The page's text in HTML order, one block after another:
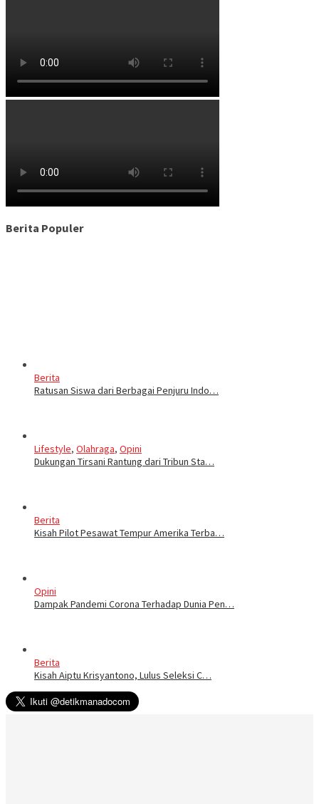
Berita Populer
Berita
Ratusan Siswa dari Berbagai Penjuru Indo…
Lifestyle, Olahraga, Opini
Dukungan Tirsani Rantung dari Tribun Sta…
Berita
Kisah Pilot Pesawat Tempur Amerika Terba…
Opini
Dampak Pandemi Corona Terhadap Dunia Pen…
Berita
Kisah Aiptu Krisyantono, Lulus Seleksi C…